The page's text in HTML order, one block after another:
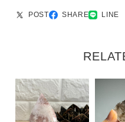
POST SHARE LINE